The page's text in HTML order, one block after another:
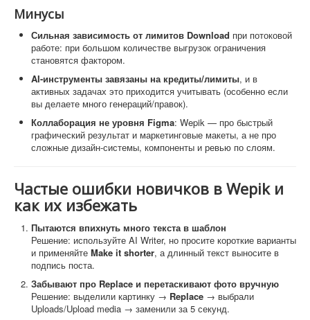
Минусы
Сильная зависимость от лимитов Download при потоковой
работе: при большом количестве выгрузок ограничения
становятся фактором.
AI-инструменты завязаны на кредиты/лимиты, и в
активных задачах это приходится учитывать (особенно если
вы делаете много генераций/правок).
Коллаборация не уровня Figma: Wepik — про быстрый
графический результат и маркетинговые макеты, а не про
сложные дизайн-системы, компоненты и ревью по слоям.
Частые ошибки новичков в Wepik и
как их избежать
Пытаются впихнуть много текста в шаблон
Решение: используйте AI Writer, но просите короткие варианты
и применяйте Make it shorter, а длинный текст выносите в
подпись поста.
Забывают про Replace и перетаскивают фото вручную
Решение: выделили картинку → Replace → выбрали
Uploads/Upload media → заменили за 5 секунд.